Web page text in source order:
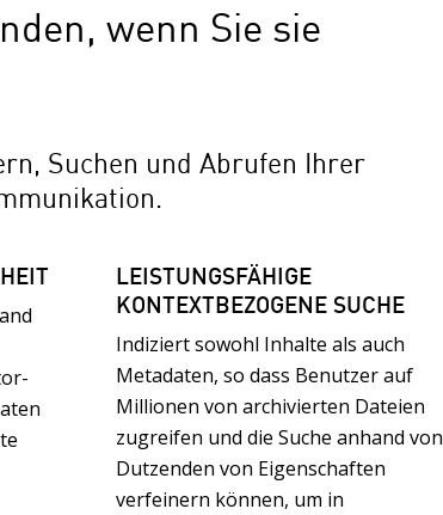
wenn Sie sie
Suchen und Abrufen Ihrer
LEISTUNGSFÄHIGE
KONTEXTBEZOGENE SUCHE
Indiziert sowohl Inhalte als auch
Metadaten, so dass Benutzer auf
Millionen von archivierten Dateien
zugreifen und die Suche anhand von
Dutzenden von Eigenschaften
verfeinern können, um in